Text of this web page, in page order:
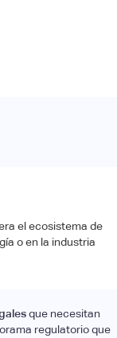
el ecosistema de
o en la industria
que necesitan
regulatorio que